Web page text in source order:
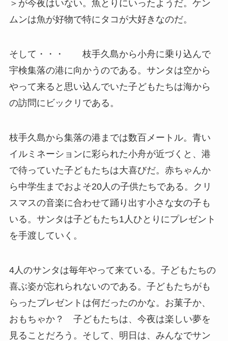
＞が今夜はいない。魚とりにいったようだ。ケン
ムンは魚が好物で特にタコが大好きなのだ。
そして・・・ 枝手久島から小舟に乗り込んで
宇検集落の港に向かうのである。サンタは空から
やって来ると思い込んでいた子どもたちは海から
の訪問にビックリである。
枝手久島から集落の港までは数百メートル。青い
イルミネーションに彩られた小舟が近づくと、港
で待っていた子どもたちは大喜びだ。赤ちゃんか
ら中学生までおよそ20人の子供たちである。クリ
スマスの音楽に合わせて踊り出す小さな女の子も
いる。サンタは子どもたち1人ひとりにプレゼント
を手渡していく。
4人のサンタは毎年やって来ている。子どもたちの
喜ぶ姿が忘れられないのである。子どもたちがも
らったプレゼントは何だったのかな。お菓子か、
おもちゃか？ 子どもたちは、今夜は楽しい夢を
見ることだろう。そして、明日は、みんなでサン